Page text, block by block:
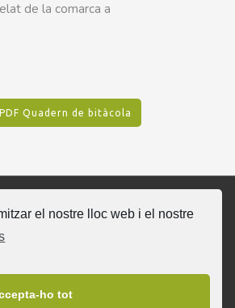
el nostre lloc web i el nostre
ho tot
de la comarca a
Quadern de bitàcola